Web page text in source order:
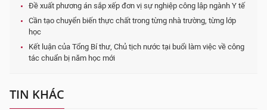
Đề xuất phương án sắp xếp đơn vị sự nghiệp công lập ngành Y tế
Cần tạo chuyển biến thực chất trong từng nhà trường, từng lớp
học
Kết luận của Tổng Bí thư, Chủ tịch nước tại buổi làm việc về công
tác chuẩn bị năm học mới
TIN KHÁC